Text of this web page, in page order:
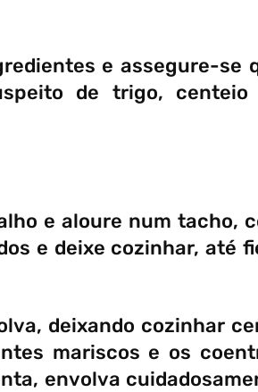
e assegure-se
de trigo, centeio
e aloure num tacho,
e deixe cozinhar, até
deixando cozinhar
mariscos e os
envolva